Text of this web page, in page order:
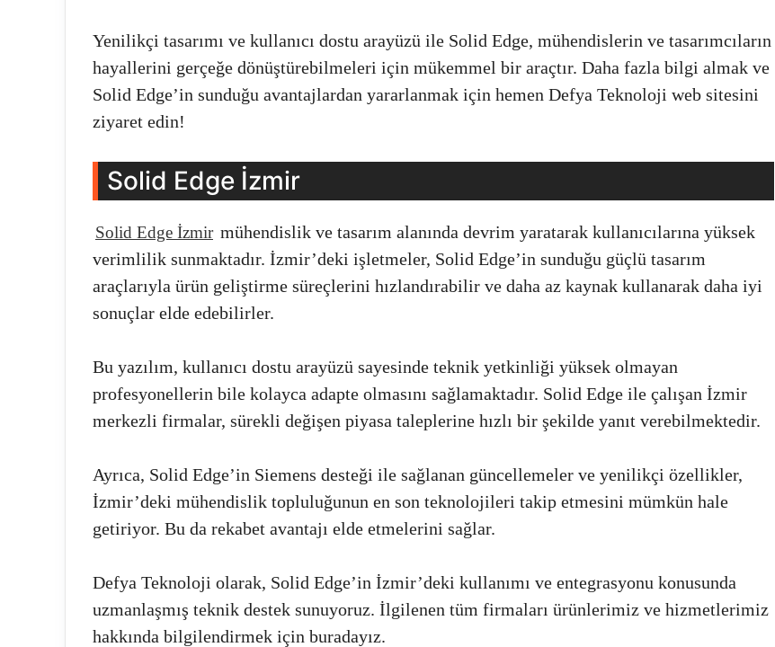
Yenilikçi tasarımı ve kullanıcı dostu arayüzü ile Solid Edge, mühendislerin ve tasarımcıların
hayallerini gerçeğe dönüştürebilmeleri için mükemmel bir araçtır. Daha fazla bilgi almak ve
Solid Edge’in sunduğu avantajlardan yararlanmak için hemen Defya Teknoloji web sitesini
ziyaret edin!
Solid Edge İzmir
Solid Edge İzmir mühendislik ve tasarım alanında devrim yaratarak kullanıcılarına yüksek
verimlilik sunmaktadır. İzmir’deki işletmeler, Solid Edge’in sunduğu güçlü tasarım
araçlarıyla ürün geliştirme süreçlerini hızlandırabilir ve daha az kaynak kullanarak daha iyi
sonuçlar elde edebilirler.
Bu yazılım, kullanıcı dostu arayüzü sayesinde teknik yetkinliği yüksek olmayan
profesyonellerin bile kolayca adapte olmasını sağlamaktadır. Solid Edge ile çalışan İzmir
merkezli firmalar, sürekli değişen piyasa taleplerine hızlı bir şekilde yanıt verebilmektedir.
Ayrıca, Solid Edge’in Siemens desteği ile sağlanan güncellemeler ve yenilikçi özellikler,
İzmir’deki mühendislik topluluğunun en son teknolojileri takip etmesini mümkün hale
getiriyor. Bu da rekabet avantajı elde etmelerini sağlar.
Defya Teknoloji olarak, Solid Edge’in İzmir’deki kullanımı ve entegrasyonu konusunda
uzmanlaşmış teknik destek sunuyoruz. İlgilenen tüm firmaları ürünlerimiz ve hizmetlerimiz
hakkında bilgilendirmek için buradayız.